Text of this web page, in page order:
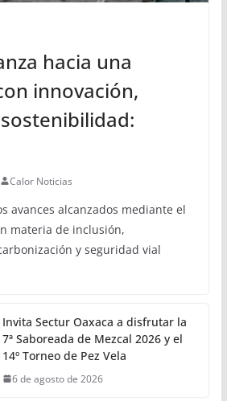
hacia una
innovación,
Calor Noticias
avances alcanzados mediante el
materia de inclusión,
y seguridad vial
Invita Sectur Oaxaca a disfrutar la
7ª Saboreada de Mezcal 2026 y el
14º Torneo de Pez Vela
6 de agosto de 2026